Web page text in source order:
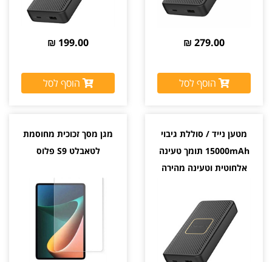
279.00 ₪
הוסף לסל
199.00 ₪
הוסף לסל
מטען נייד / סוללת גיבוי
15000mAh תומך טעינה
אלחוטית וטעינה מהירה
מגן מסך זכוכית מחוסמת
לטאבלט S9 פלוס